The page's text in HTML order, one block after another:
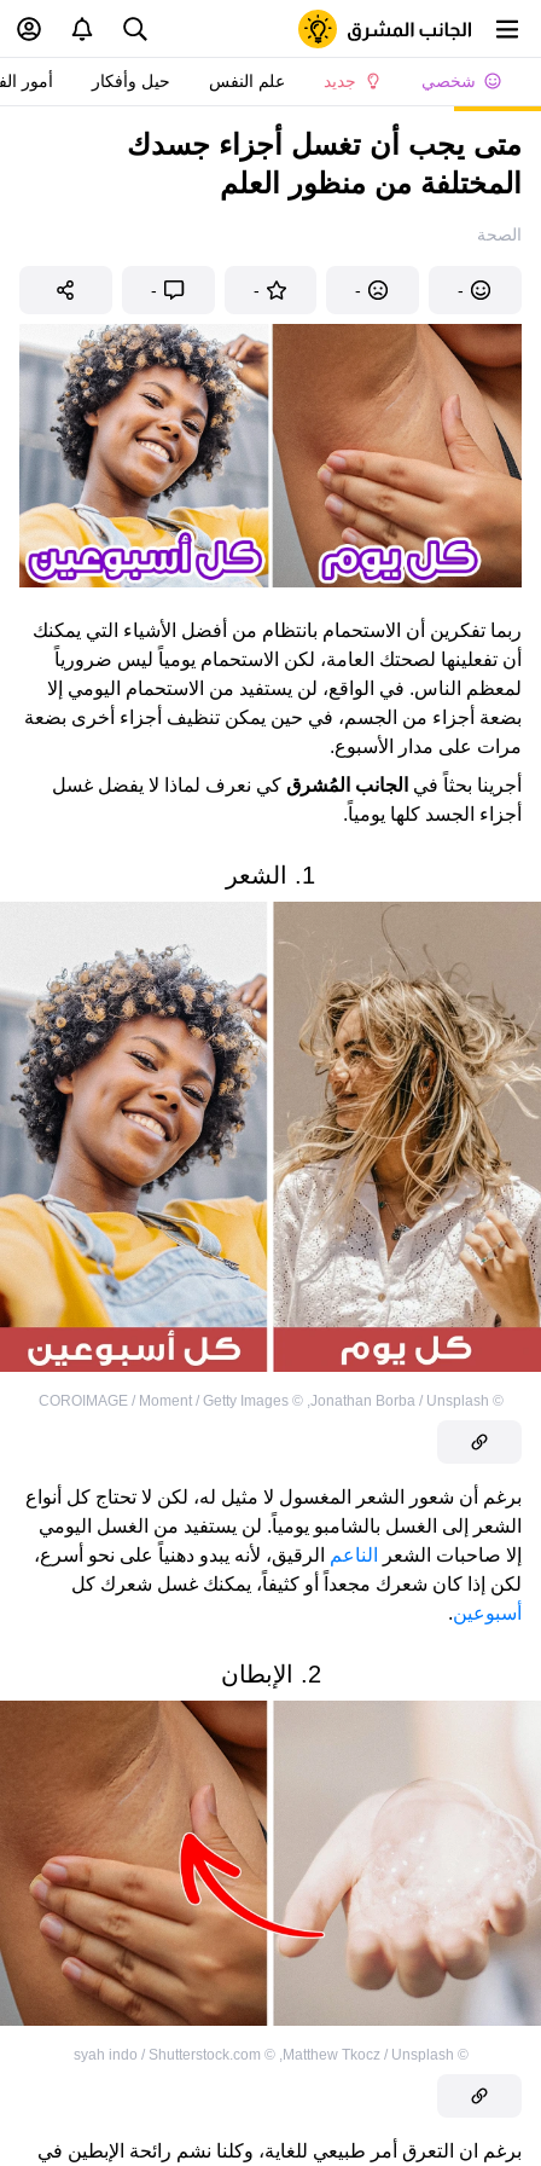
شخصي جديد علم النفس حيل وأفكار أمور
متى يجب أن تغسل أجزاء جسدك
المختلفة من منظور العلم
الصحة
-
-
-
-
ربما تفكرين أن الاستحمام بانتظام من أفضل الأشياء التي يمكنك
أن تفعلينها لصحتك العامة، لكن الاستحمام يومياً ليس ضرورياً
لمعظم الناس. في الواقع، لن يستفيد من الاستحمام اليومي إلا
بضعة أجزاء من الجسم، في حين يمكن تنظيف أجزاء أخرى بضعة
مرات على مدار الأسبوع.
أجرينا بحثاً في الجانب المُشرق كي نعرف لماذا لا يفضل غسل
أجزاء الجسد كلها يومياً.
1. الشعر
©
Jonathan Borba / Unsplash
,
©
COROIMAGE / Moment / Getty Images
برغم أن شعور الشعر المغسول لا مثيل له، لكن لا تحتاج كل أنواع
الشعر إلى الغسل بالشامبو يومياً. لن يستفيد من الغسل اليومي
إلا صاحبات الشعر
الناعم
الرقيق، لأنه يبدو دهنياً على نحو أسرع،
لكن إذا كان شعرك مجعداً أو كثيفاً، يمكنك غسل شعرك كل
أسبوعين.
2. الإبطان
©
Matthew Tkocz / Unsplash
,
©
syah indo / Shutterstock.com
برغم ان التعرق أمر طبيعي للغاية، وكلنا نشم رائحة الإبطين في